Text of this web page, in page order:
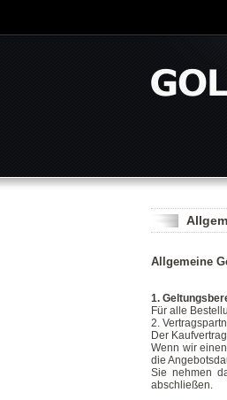
Allgemeine
1.
Für alle
2.
Der
Wenn wir
die
Sie nehmen
abschließen.